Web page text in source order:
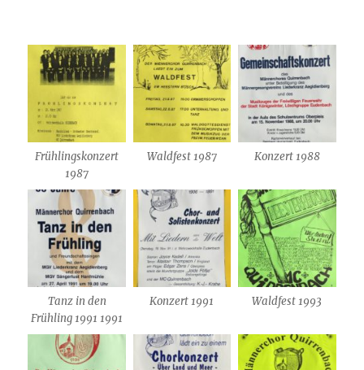
Frühlingskonzert
1987
Waldfest 1987 Konzert 1988
Tanz in den
Frühling 1991 1991
Konzert 1991 Waldfest 1993